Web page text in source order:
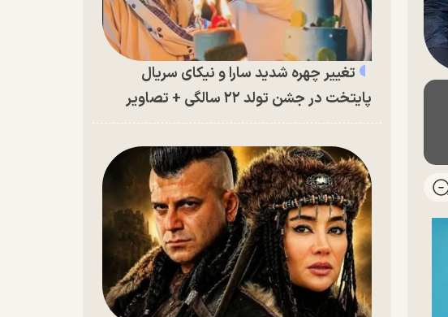
تغییر چهره شدید سارا و نیکای سریال
پایتخت در جشن تولد ۲۲ سالگی + تصاویر